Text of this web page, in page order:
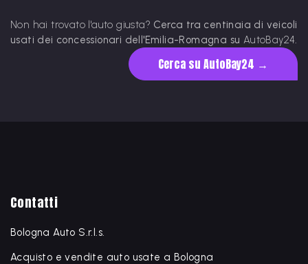
Non hai trovato l'auto giusta? Cerca tra centinaia di veicoli
usati dei concessionari dell'Emilia-Romagna su AutoBay24.
Cerca su AutoBay24 →
Contatti
Bologna Auto S.r.l.s.
Acquisto e vendite auto usate a Bologna